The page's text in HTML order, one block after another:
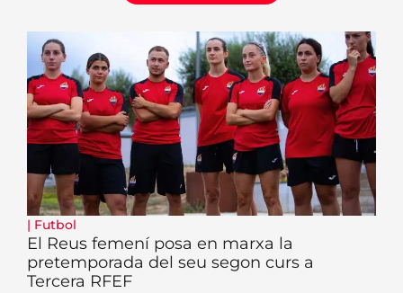
| Futbol
El Reus femení posa en marxa la
pretemporada del seu segon curs a
Tercera RFEF